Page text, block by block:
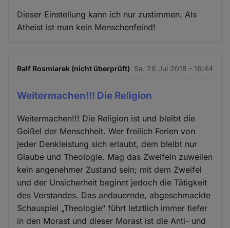
Dieser Einstellung kann ich nur zustimmen. Als
Atheist ist man kein Menschenfeind!
Ralf Rosmiarek (nicht überprüft) Sa. 28 Jul 2018 - 16:44
Weitermachen!!! Die Religion
Weitermachen!!! Die Religion ist und bleibt die
Geißel der Menschheit. Wer freilich Ferien von
jeder Denkleistung sich erlaubt, dem bleibt nur
Glaube und Theologie. Mag das Zweifeln zuweilen
kein angenehmer Zustand sein; mit dem Zweifel
und der Unsicherheit beginnt jedoch die Tätigkeit
des Verstandes. Das andauernde, abgeschmackte
Schauspiel „Theologie“ führt letztlich immer tiefer
in den Morast und dieser Morast ist die Anti- und